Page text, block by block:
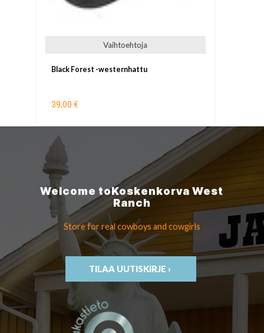
Vaihtoehtoja
Black Forest -westernhattu
39,00 €
Welcome toKoskenkorvaWest
Ranch
Store for real cowboys and cowgirls
TILAA UUTISKIRJE ›